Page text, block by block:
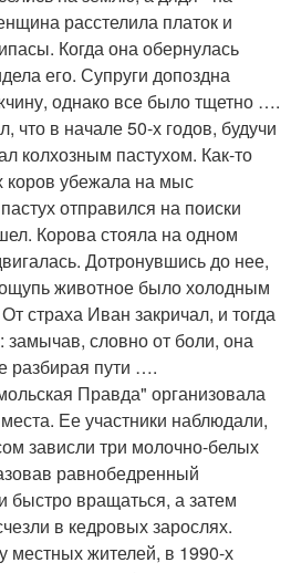
расстелила платок и
Когда она обернулась
его. Супруги допоздна
однако все было тщетно ….
что в начале 50-х годов, будучи
колхозным пастухом. Как-то
коров убежала на мыс
отправился на поиски
Корова стояла на одном
Дотронувшись до нее,
животное было холодным
страха Иван закричал, и тогда
замычав, словно от боли, она
разбирая пути ….
Правда" организовала
Ее участники наблюдали,
зависли три молочно-белых
равнобедренный
быстро вращаться, а затем
в кедровых зарослях.
местных жителей, в 1990-х